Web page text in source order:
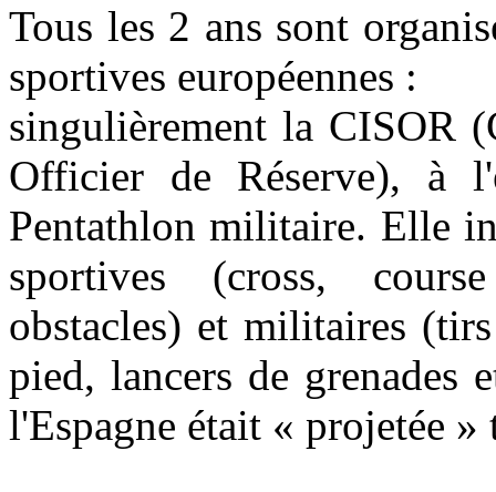
Tous les 2 ans sont
sportives européennes :
singulièrement la CISOR
Officier de Réserve), à
Pentathlon militaire. Elle
sportives (cross,
obstacles) et militaires
pied, lancers de grenades
l'Espagne était « projetée »